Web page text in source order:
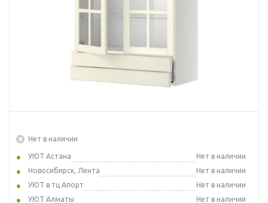
Нет в наличии
УЮТ Астана
Нет в наличии
Новосибирск, Лента
Нет в наличии
УЮТ в тц Апорт
Нет в наличии
УЮТ Алматы
Нет в наличии